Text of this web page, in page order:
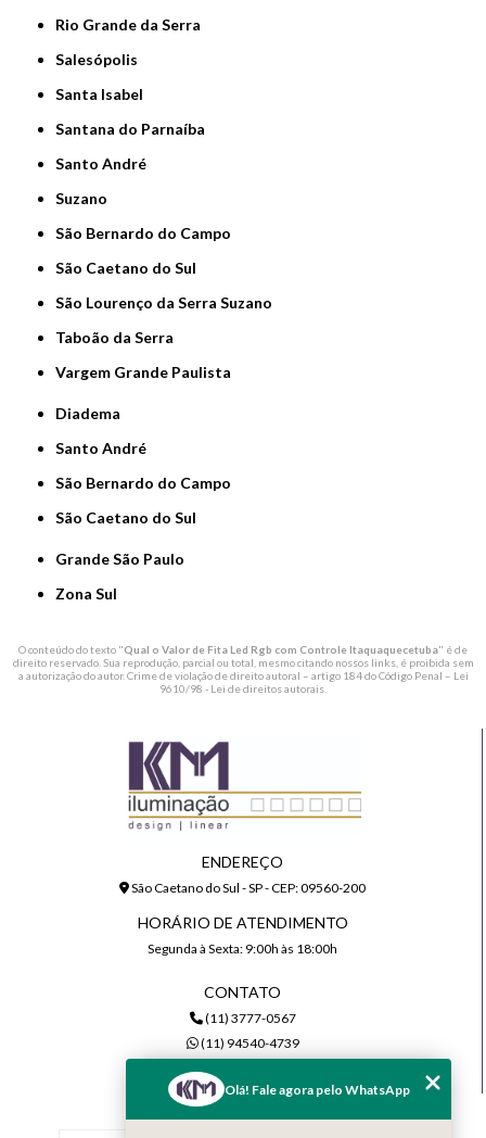
Rio Grande da Serra
Salesópolis
Santa Isabel
Santana do Parnaíba
Santo André
Suzano
São Bernardo do Campo
São Caetano do Sul
São Lourenço da Serra Suzano
Taboão da Serra
Vargem Grande Paulista
Diadema
Santo André
São Bernardo do Campo
São Caetano do Sul
Grande São Paulo
Zona Sul
O conteúdo do texto "Qual o Valor de Fita Led Rgb com Controle Itaquaquecetuba" é de
direito reservado. Sua reprodução, parcial ou total, mesmo citando nossos links, é proibida sem
a autorização do autor. Crime de violação de direito autoral – artigo 184 do Código Penal – Lei
9610/98 - Lei de direitos autorais
ENDEREÇO
São Caetano do Sul - SP - CEP: 09560-200
HORÁRIO DE ATENDIMENTO
Segunda à Sexta: 9:00h às 18:00h
CONTATO
(11) 3777-0567
(11) 94540-4739
comercial@kmiluminacao.com.br
Olá! Fale agora pelo WhatsApp